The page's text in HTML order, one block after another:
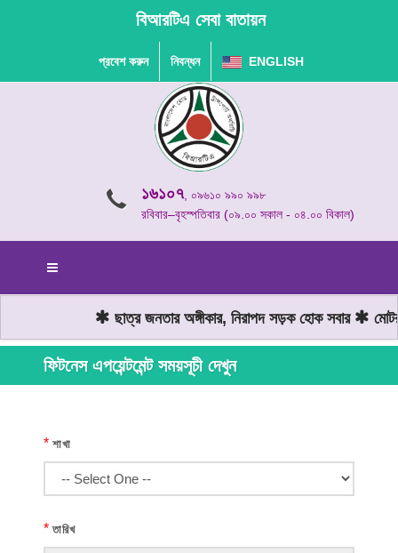
বিআরটিএ সেবা বাতায়ন
প্রবেশ করুন নিবন্ধন ENGLISH
১৬১০৭, ০৯৬১০ ৯৯০ ৯৯৮
রবিবার–বৃহস্পতিবার (০৯.০০ সকাল - ০৪.০০ বিকাল)
ছাত্র জনতার অঙ্গীকার, নিরাপদ সড়ক হোক সবার
ফিটনেস এপয়েন্টমেন্ট সময়সূচী দেখুন
* শাখা
* তারিখ